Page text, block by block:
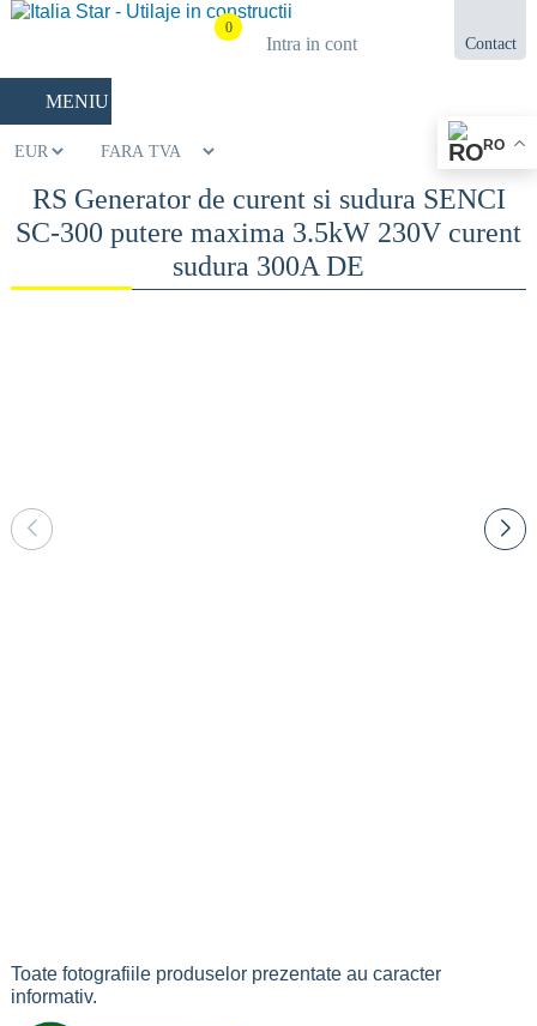
0
Intra in cont Contact
MENIU
RS Generator de curent si sudura SENCI
SC-300 putere maxima 3.5kW 230V curent
sudura 300A DE
Toate fotografiile produselor prezentate au caracter
informativ.
RO